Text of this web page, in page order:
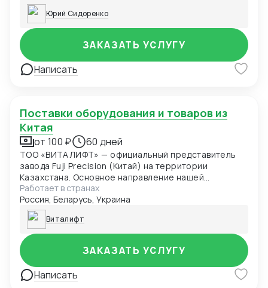
Юрий Сидоренко
Написать
ЗАКАЗАТЬ УСЛУГУ
Поставки оборудования и товаров из
Китая
от 100 ₽ 60 дней
ТОО «ВИТАЛИФТ» — официальный представитель
завода Fuji Precision (Китай) на территории
Казахстана. Основное направление нашей
деятельности — поставка и установка лифтового
оборудования напрямую с завода-изготовителя по
заводским ценам, без посредников и наценок. Наша
команда помогает клиентам не только с выбором и
доставкой лифтов, но и оказывает сопровождение
при закупках любых товаров из Китая. Благодаря
нашему многолетнему опыту и собственной
компании в Китае, мы находим нужный товар по
запросу, проверяем поставщика и организуем
Работает в странах
Россия, Беларусь, Украина
Виталифт
Написать
ЗАКАЗАТЬ УСЛУГУ